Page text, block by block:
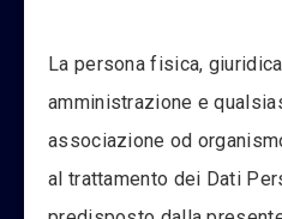
La persona fisica,
amministrazione e
associazione od
al trattamento dei Dati